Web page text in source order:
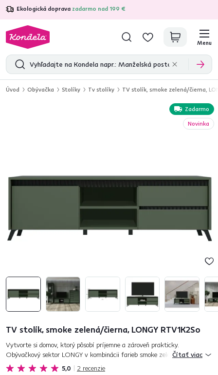
Ekologická doprava zadarmo nad 199 €
4,7 31 157overených produktových recenzií
Menu
Úvod Obývačka Stolíky Tv stolíky TV stolík, smoke zelená/čierna,
Zadarmo
Novinka
TV stolík, smoke zelená/čierna, LONGY RTV1K2So
5,0 2 recenzie
Vytvorte si domov, ktorý pôsobí príjemne a zároveň prakticky.
Obývačkový sektor LONGY v kombinácii farieb smoke zelená a čierna
vnáša do interiéru rovnováhu medzi jednoduchosťou a štýlom. Vyrobený...
Čítať viac